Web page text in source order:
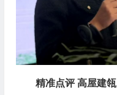
精准点评 高屋建瓴